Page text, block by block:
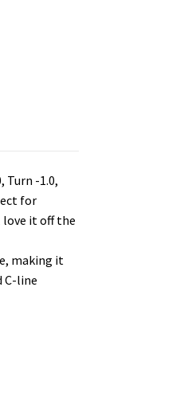
Turn -1.0,
for
love it off the
making it
C-line